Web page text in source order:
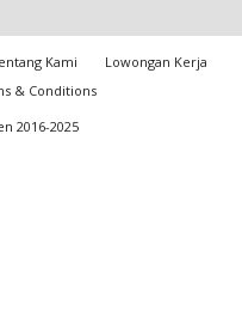
Kami
Lowongan Kerja
& Conditions
2016-2025